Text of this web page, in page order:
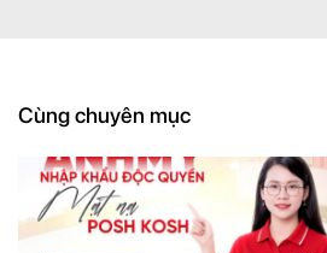
Cùng chuyên mục